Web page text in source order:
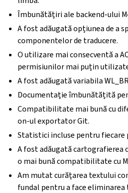
Îmbunătățiri ale backend-ului
A fost adăugată opțiunea de a
componentelor de traducere.
O utilizare mai consecventă a
permisiunilor mai puțin
A fost adăugată variabila
Documentație îmbunătățită
Compatibilitate mai bună cu
on-ul exportator Git.
Statistici incluse pentru fiecare
A fost adăugată cartografierea
o mai bună compatibilitate cu
Am mutat curățarea textului
fundal pentru a face